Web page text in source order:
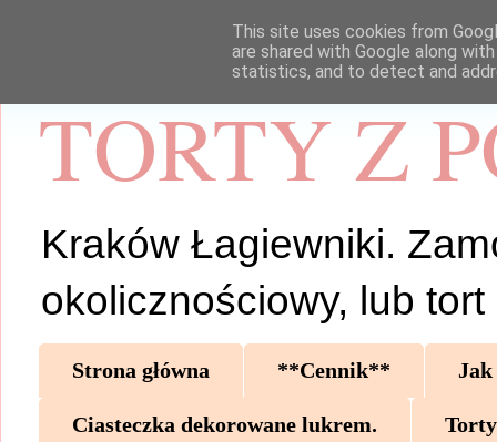
TORTY Z
Kraków Łagiewniki.
okolicznościowy, lub tort
Strona główna **Cennik** Jak
Ciasteczka dekorowane lukrem.
This site uses cookies from
are shared with Google along
statistics, and to detect and